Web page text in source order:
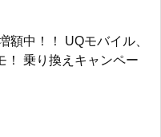
額中！！ UQモバイル、
！ 乗り換えキャンペー